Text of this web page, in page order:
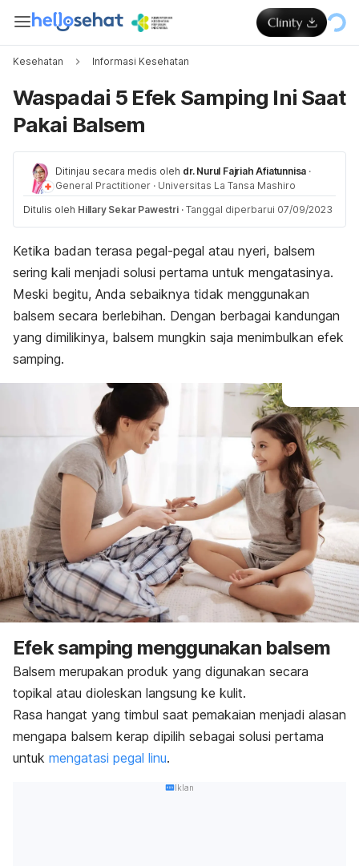
Kesehatan Informasi Kesehatan
Waspadai 5 Efek Samping Ini Saat
Pakai Balsem
Ditinjau secara medis oleh dr. Nurul Fajriah Afiatunnisa ·
General Practitioner · Universitas La Tansa Mashiro
Ditulis oleh Hillary Sekar Pawestri · Tanggal diperbarui 07/09/2023
Ketika badan terasa pegal-pegal atau nyeri, balsem
sering kali menjadi solusi pertama untuk mengatasinya.
Meski begitu, Anda sebaiknya tidak menggunakan
balsem secara berlebihan. Dengan berbagai kandungan
yang dimilikinya, balsem mungkin saja menimbulkan efek
samping.
Efek samping menggunakan balsem
Balsem merupakan produk yang digunakan secara
topikal atau dioleskan langsung ke kulit.
Rasa hangat yang timbul saat pemakaian menjadi alasan
mengapa balsem kerap dipilih sebagai solusi pertama
untuk mengatasi pegal linu.
Iklan